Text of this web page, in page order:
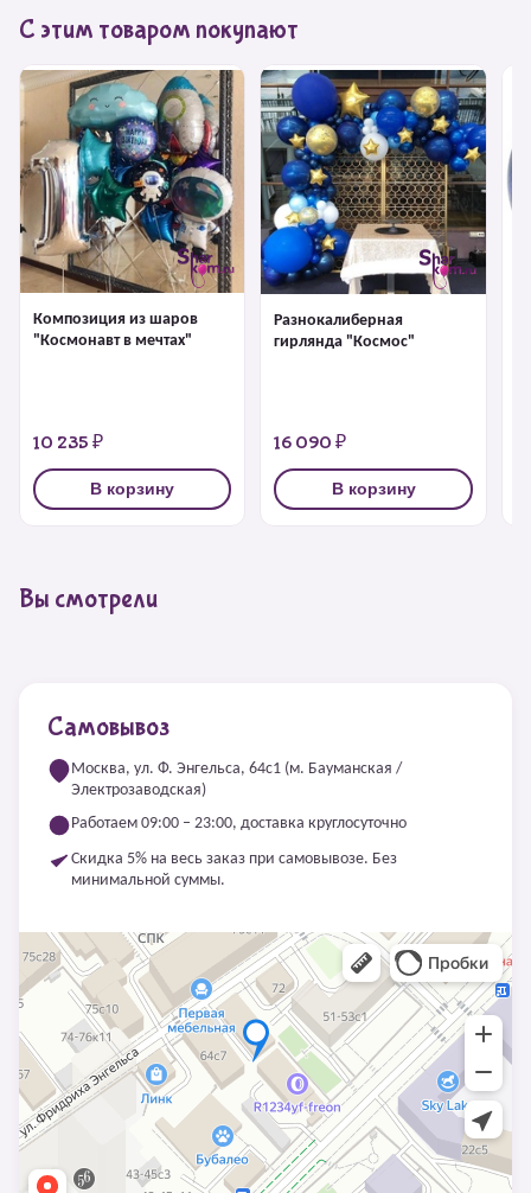
С этим товаром покупают
Композиция из шаров
"Космонавт в мечтах"
10 235 ₽
В корзину
Разнокалиберная
гирлянда "Космос"
16 090 ₽
В корзину
Вы смотрели
Самовывоз
Москва, ул. Ф. Энгельса, 64с1 (м. Бауманская /
Электрозаводская)
Работаем 09:00 – 23:00, доставка круглосуточно
Скидка 5% на весь заказ при самовывозе. Без
минимальной суммы.